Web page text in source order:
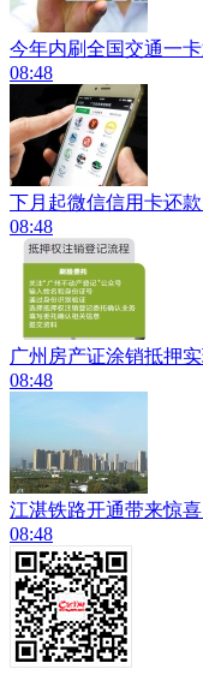
今年内刷全国交通一
08:48
下月起微信信用卡还
08:48
广州房产证涂销抵押
08:48
江湛铁路开通带来惊
08:48